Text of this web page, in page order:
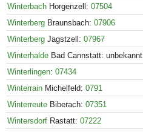
Winterbach Horgenzell: 07504
Winterberg Braunsbach: 07906
Winterberg Jagstzell: 07967
Winterhalde Bad Cannstatt: unbekannt
Winterlingen: 07434
Winterrain Michelfeld: 0791
Winterreute Biberach: 07351
Wintersdorf Rastatt: 07222